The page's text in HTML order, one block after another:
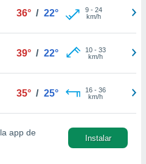
36° / 22° 9- 24
km/h
39° / 22° 10- 33
km/h
35° / 25° 16- 36
km/h
la app de
Instalar